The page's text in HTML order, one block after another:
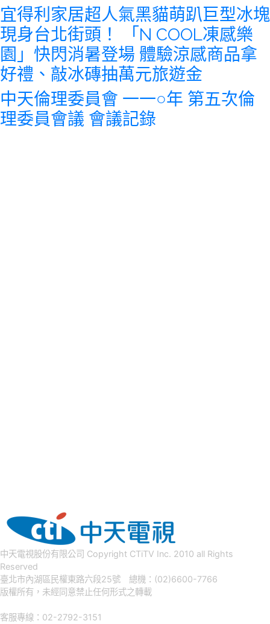
宜得利家居超人氣黑貓萌趴巨型冰塊
現身台北街頭！ 「N COOL凍感樂
園」快閃消暑登場 體驗涼感商品拿
好禮、敲冰磚抽萬元旅遊金
中天倫理委員會 一一○年 第五次倫
理委員會議 會議記錄
中天電視股份有限公司 Copyright CTiTV Inc. 2010 all Rights
Reserved
臺北市內湖區民權東路六段25號 總機：(02)6600-7766
版權所有，未經同意禁止任何形式之轉載
客服專線：02-2792-3151